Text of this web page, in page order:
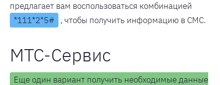
предлагает вам воспользоваться комбинацией
*111*2*5#
, чтобы получить информацию в СМС.
МТС-Сервис
Еще один вариант получить необходимые данные